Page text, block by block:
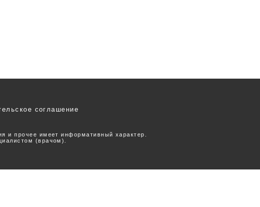
соглашение
и прочее имеет информативный характер.
(врачом).